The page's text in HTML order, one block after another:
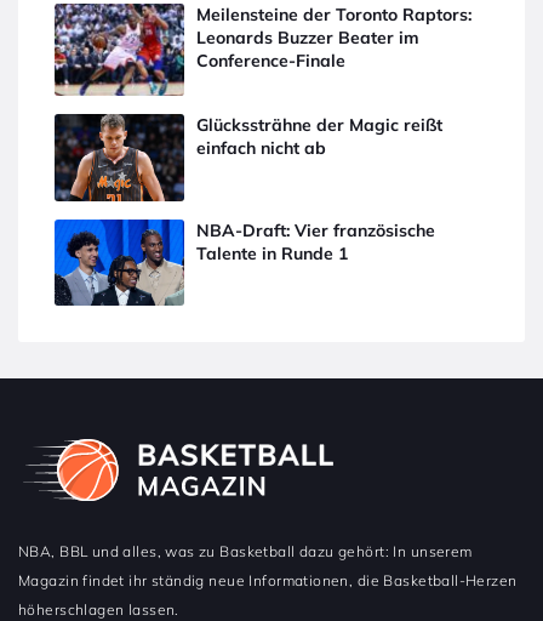
Meilensteine der Toronto Raptors:
Leonards Buzzer Beater im
Conference-Finale
Glückssträhne der Magic reißt
einfach nicht ab
NBA-Draft: Vier französische
Talente in Runde 1
NBA, BBL und alles, was zu Basketball dazu gehört: In unserem
Magazin findet ihr ständig neue Informationen, die Basketball-Herzen
höherschlagen lassen.